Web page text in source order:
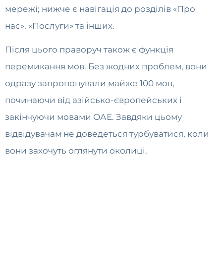
мережі; нижче є навігація до розділів «Про
нас», «Послуги» та інших.
Після цього праворуч також є функція
перемикання мов. Без жодних проблем, вони
одразу запропонували майже 100 мов,
починаючи від азійсько-європейських і
закінчуючи мовами ОАЕ. Завдяки цьому
відвідувачам не доведеться турбуватися, коли
вони захочуть оглянути околиці.